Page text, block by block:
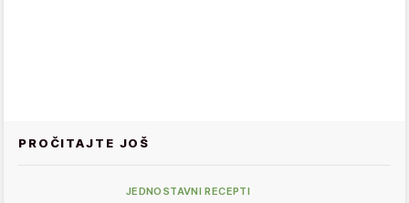
PROČITAJTE JOŠ
JEDNOSTAVNI RECEPTI